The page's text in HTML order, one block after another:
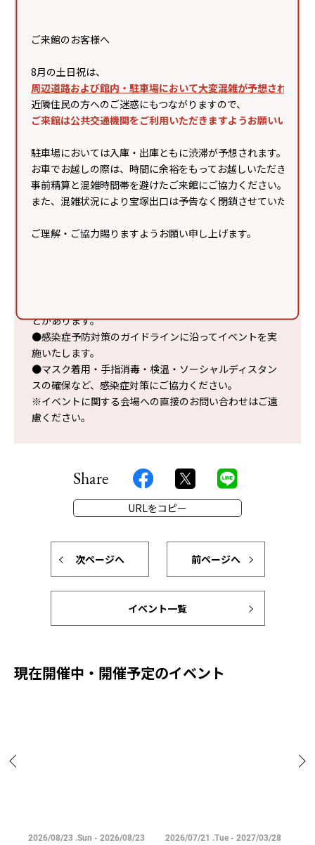
ご来館のお客様へ
8月の土日祝は、
周辺道路および館内・駐車場において大変混雑が予想されます
近隣住民の方へのご迷惑にもつながりますので、
ご来館は公共交通機関をご利用いただきますようお願いいたし
駐車場においては入庫・出庫ともに渋滞が予想されます。
お車でお越しの際は、時間に余裕をもってお越しいただき、
事前精算と混雑時間帯を避けたご来館にご協力ください。
また、混雑状況により宝塚出口は予告なく閉鎖させていただく
ご理解・ご協力賜りますようお願い申し上げます。
●ご来場の際は、電車・バスなどの公共交通機関をご利
●シート等での場所取りは禁止です。スタッフの案内に
従いご観覧ください。
●事故・混乱防止のため、様々な制限を設けさせていた
だく場合があります。
がご観覧いただけない場合があります。
●周囲のお客様に著しく迷惑・危害が及ぶと当方が判断
した際は、退場していただく場合があります。
●カメラ・スマートフォン等、撮影機材での録画・録音
●主催者や取材メディアによる撮影によりお客様が映り
とがあります。
●感染症予防対策のガイドラインに沿ってイベントを実
施いたします。
●マスク着用・手指消毒・検温・ソーシャルディスタン
スの確保など、感染症対策にご協力ください。
※イベントに関する会場への直接のお問い合わせはご遠
慮ください。
Share
URLをコピー
次ページへ 前ページへ
イベント一覧
現在開催中・開催予定のイベント
2026/08/23 .Sun - 2026/08/23
2026/07/21 .Tue - 2027/03/28